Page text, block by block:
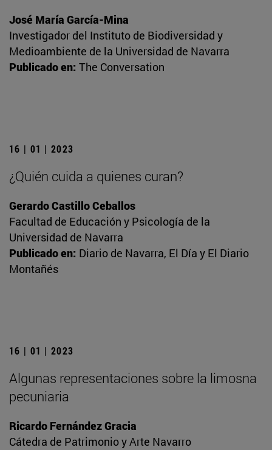
José María García-Mina
Investigador del Instituto de Biodiversidad y
Medioambiente de la Universidad de Navarra
Publicado en: The Conversation
16 | 01 | 2023
¿Quién cuida a quienes curan?
Gerardo Castillo Ceballos
Facultad de Educación y Psicología de la
Universidad de Navarra
Publicado en: Diario de Navarra, El Día y El Diario
Montañés
16 | 01 | 2023
Algunas representaciones sobre la limosna
pecuniaria
Ricardo Fernández Gracia
Cátedra de Patrimonio y Arte Navarro